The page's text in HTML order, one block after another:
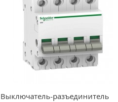
Выключатель-разъединитель